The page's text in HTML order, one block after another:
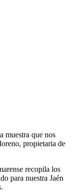
muestra que nos
propietaria de
recopila los
para nuestra Jaén